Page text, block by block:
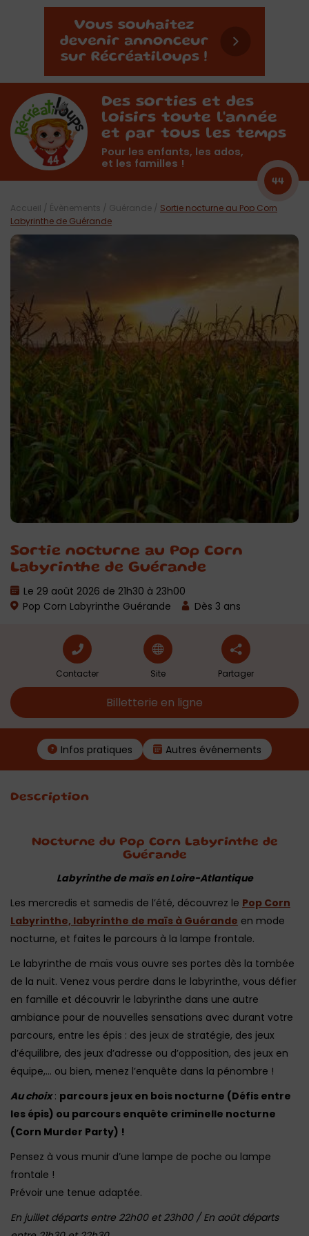
Des sorties et des
loisirs toute l'année
et par tous les temps
Pour les enfants, les ados,
et les familles !
44
Sortie nocturne au Pop Corn
Labyrinthe de Guérande
Le 29 août 2026 de 21h30 à 23h00
Pop Corn Labyrinthe Guérande
Dès 3 ans
Accueil / Évènements / Guérande / Sortie nocturne au Pop Corn
Labyrinthe de Guérande
Contacter Site Partager
Billetterie en ligne
Infos pratiques Autres événements
Description
Nocturne du Pop Corn Labyrinthe de
Guérande
Labyrinthe de maïs en Loire-Atlantique
Les mercredis et samedis de l’été, découvrez le Pop Corn
Labyrinthe, labyrinthe de maïs à Guérande en mode
nocturne, et faites le parcours à la lampe frontale.
Le labyrinthe de maïs vous ouvre ses portes dès la tombée
de la nuit. Venez vous perdre dans le labyrinthe, vous défier
en famille et découvrir le labyrinthe dans une autre
ambiance pour de nouvelles sensations avec durant votre
parcours, entre les épis : des jeux de stratégie, des jeux
d’équilibre, des jeux d’adresse ou d’opposition, des jeux en
équipe,… ou bien, menez l’enquête dans la pénombre !
Au choix: parcours jeux en bois nocturne (Défis entre
les épis) ou parcours enquête criminelle nocturne
(Corn Murder Party) !
Pensez à vous munir d’une lampe de poche ou lampe
frontale !
Prévoir une tenue adaptée.
En juillet départs entre 22h00 et 23h00 / En août départs